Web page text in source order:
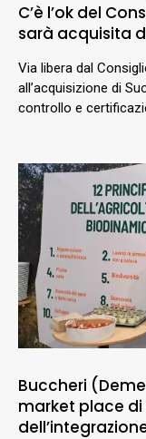
C’è l’ok del
sarà acquisita
Via libera dal
all’acquisizione di
controllo e
Buccheri
market place